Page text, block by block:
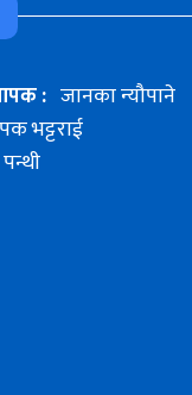
: जानका न्यौपाने
भट्टराई